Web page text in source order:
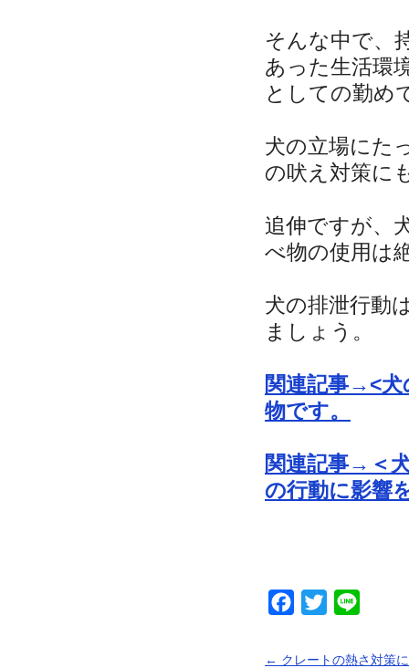
そんな中で、
あった生活環
としての勤め
犬の立場にた
の吠え対策に
追伸ですが、
べ物の使用は
犬の排泄行動
ましょう。
関連記事→<犬
物です。
関連記事→＜
の行動に影響
Facebook
Twitter
← クレートの熱さ対策